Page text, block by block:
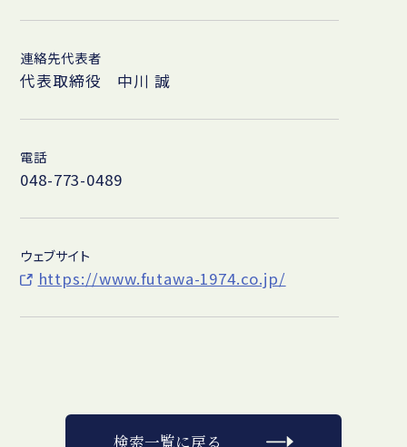
連絡先代表者
代表取締役 中川 誠
電話
048-773-0489
ウェブサイト
https://www.futawa-1974.co.jp/
検索一覧に戻る